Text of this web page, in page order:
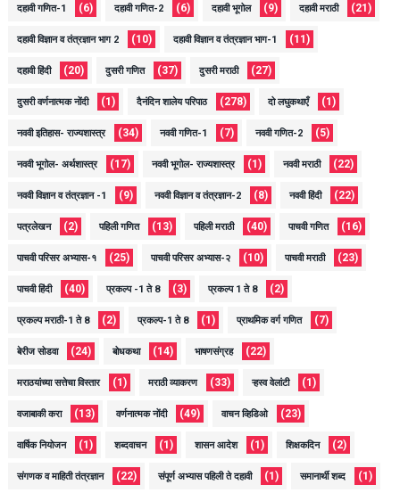
दहावी गणित-1 (6) दहावी गणित-2 (6) दहावी भूगोल (9) दहावी मराठी (21)
दहावी विज्ञान व तंत्रज्ञान भाग 2 (10) दहावी विज्ञान व तंत्रज्ञान भाग-1 (11)
दहावी हिंदी (20) दुसरी गणित (37) दुसरी मराठी (27)
दुसरी वर्णनात्मक नोंदी (1) दैनंदिन शालेय परिपाठ (278) दो लघुकथाएँ (1)
नववी इतिहास- राज्यशास्त्र (34) नववी गणित-1 (7) नववी गणित-2 (5)
नववी भूगोल- अर्थशास्त्र (17) नववी भूगोल- राज्यशास्त्र (1) नववी मराठी (22)
नववी विज्ञान व तंत्रज्ञान -1 (9) नववी विज्ञान व तंत्रज्ञान-2 (8) नववी हिंदी (22)
पत्रलेखन (2) पहिली गणित (13) पहिली मराठी (40) पाचवी गणित (16)
पाचवी परिसर अभ्यास-१ (25) पाचवी परिसर अभ्यास-२ (10) पाचवी मराठी (23)
पाचवी हिंदी (40) प्रकल्प -1 ते 8 (3) प्रकल्प 1 ते 8 (2)
प्रकल्प मराठी-1 ते 8 (2) प्रकल्प-1 ते 8 (1) प्राथमिक वर्ग गणित (7)
बेरीज सोडवा (24) बोधकथा (14) भाषणसंग्रह (22)
मराठयांच्या सत्तेचा विस्तार (1) मराठी व्याकरण (33) ऱ्हस्व वेलांटी (1)
वजाबाकी करा (13) वर्णनात्मक नोंदी (49) वाचन व्हिडिओ (23)
वार्षिक नियोजन (1) शब्दवाचन (1) शासन आदेश (1) शिक्षकदिन (2)
संगणक व माहिती तंत्रज्ञान (22) संपूर्ण अभ्यास पहिली ते दहावी (1) समानार्थी शब्द (1)